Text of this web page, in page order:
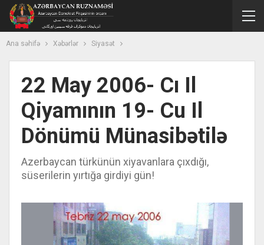
Ana səhifə Xəbərlər Siyasət
22 May 2006- Cı Il
Qiyamının 19- Cu Il
Dönümü Münasibətilə
Azerbaycan türkünün xiyavanlara çıxdığı,
süserilerin yırtığa girdiyi gün!